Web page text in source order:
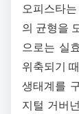
오피스타
의 균형을
으로는 실
위축되기
생태계를
지털 거버